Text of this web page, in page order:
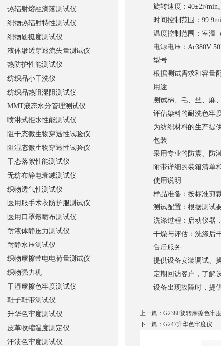
旋转速度：40±2r/min
时间控制范围：
温度控制范围：室温
电源电压：Ac380V
型号
根据测试需求和容量配
用途
测试棉、毛、丝、麻、
评估染料的耐洗色牢
为纺织材料的生产提供
包装
采用专业的防震、防潮
附带详细的装箱清单
使用说明
样品准备：按标准剪裁
测试配置：根据测试要
洗涤过程：启动仪器，
干燥与评估：洗涤后干
售后服务
提供设备安装调试、操
定期回访客户，了解设
设备出现故障时，提供
上一篇： G238E旋转摩擦色牢
下一篇： G247升华色牢度仪
热辐射熔融滴落测试仪
织物热辐射特性测试仪
织物硬挺度测试仪
液体渗透穿透流失量测试仪
热防护性能测试仪
纺织品小干洗仪
纺织品热阻湿阻测试仪
MMT液态水分管理测试仪
喷淋式拒水性能测试仪
阻干态微生物穿透性试验仪
阻湿态微生物穿透性试验仪
干态落絮性能测试仪
无纺布静电衰减测试仪
织物透气性测试仪
医用服手术衣防护服测试仪
医用口罩熔喷布测试仪
耐液体静压力测试仪
耐静水压测试仪
织物摩擦带电电荷量测试仪
织物强力机
干湿摩擦色牢度测试仪
鞋子鞋带测试仪
升华色牢度测试仪
皮革收缩温度测定仪
汗渍色牢度测试仪